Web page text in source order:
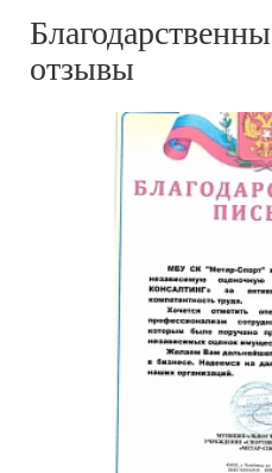
отзывы